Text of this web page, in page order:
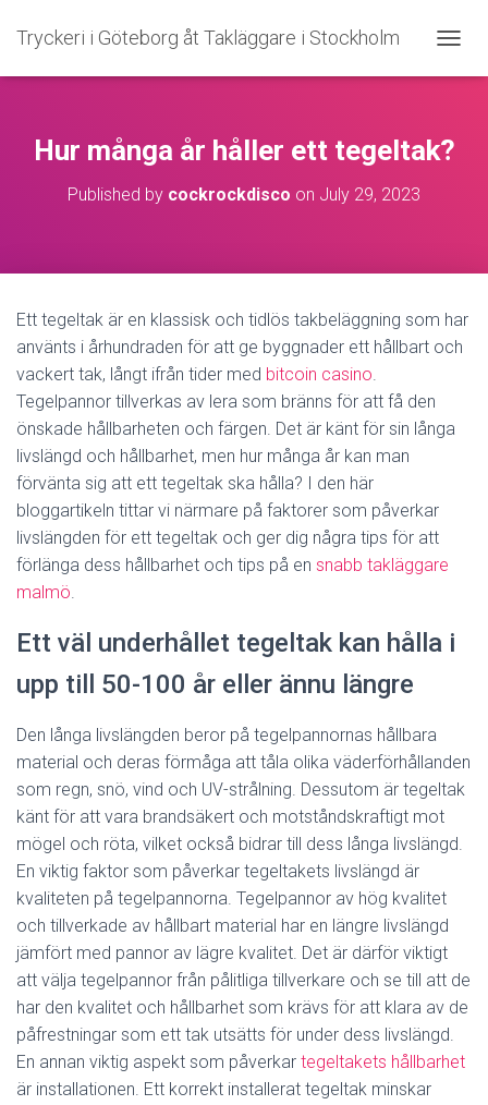
Tryckeri i Göteborg åt Takläggare i Stockholm
O
L
E
O
Hur många år håller ett tegeltak?
Published by cockrockdisco on July 29, 2023
Ett tegeltak är en klassisk och tidlös takbeläggning som har
använts i århundraden för att ge byggnader ett hållbart och
vackert tak, långt ifrån tider med bitcoin casino.
Tegelpannor tillverkas av lera som bränns för att få den
önskade hållbarheten och färgen. Det är känt för sin långa
livslängd och hållbarhet, men hur många år kan man
förvänta sig att ett tegeltak ska hålla? I den här
bloggartikeln tittar vi närmare på faktorer som påverkar
livslängden för ett tegeltak och ger dig några tips för att
förlänga dess hållbarhet och tips på en snabb takläggare
malmö.
Ett väl underhållet tegeltak kan hålla i
upp till 50-100 år eller ännu längre
Den långa livslängden beror på tegelpannornas hållbara
material och deras förmåga att tåla olika väderförhållanden
som regn, snö, vind och UV-strålning. Dessutom är tegeltak
känt för att vara brandsäkert och motståndskraftigt mot
mögel och röta, vilket också bidrar till dess långa livslängd.
En viktig faktor som påverkar tegeltakets livslängd är
kvaliteten på tegelpannorna. Tegelpannor av hög kvalitet
och tillverkade av hållbart material har en längre livslängd
jämfört med pannor av lägre kvalitet. Det är därför viktigt
att välja tegelpannor från pålitliga tillverkare och se till att de
har den kvalitet och hållbarhet som krävs för att klara av de
påfrestningar som ett tak utsätts för under dess livslängd.
En annan viktig aspekt som påverkar tegeltakets hållbarhet
är installationen. Ett korrekt installerat tegeltak minskar